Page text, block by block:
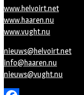
www.helvoirt.net
www.haaren.nu
www.vught.nu
nieuws@helvoirt.net
info@haaren.nu
nieuws@vught.nu